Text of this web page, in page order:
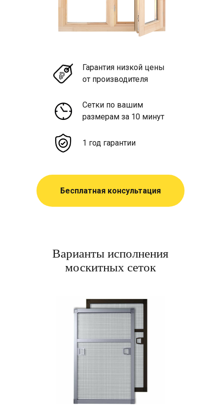
Гарантия низкой цены
от производителя
Сетки по вашим
размерам за 10 минут
1 год гарантии
Бесплатная консультация
Варианты исполнения
москитных сеток